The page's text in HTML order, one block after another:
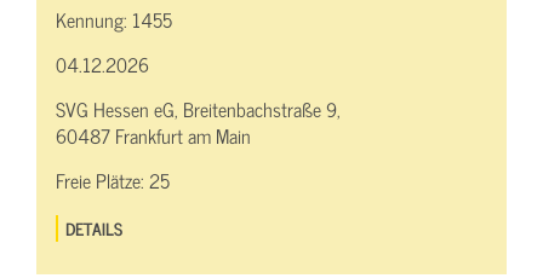
Kennung: 1455
04.12.2026
SVG Hessen eG, Breitenbachstraße 9,
60487 Frankfurt am Main
Freie Plätze:25
DETAILS